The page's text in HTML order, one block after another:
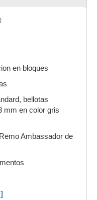
en bloques
bellotas
mm en color gris
Ambassador de